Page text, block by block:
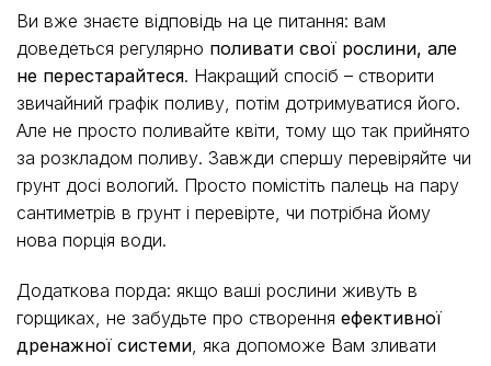
Ви вже знаєте відповідь на це питання: вам
доведеться регулярно поливати свої рослини, але
не перестарайтеся. Накращий спосіб – створити
звичайний графік поливу, потім дотримуватися його.
Але не просто поливайте квіти, тому що так прийнято
за розкладом поливу. Завжди спершу перевіряйте чи
грунт досі вологий. Просто помістіть палець на пару
сантиметрів в грунт і перевірте, чи потрібна йому
нова порція води.
Додаткова порда: якщо ваші рослини живуть в
горщиках, не забудьте про створення ефективної
дренажної системи , яка допоможе Вам зливати